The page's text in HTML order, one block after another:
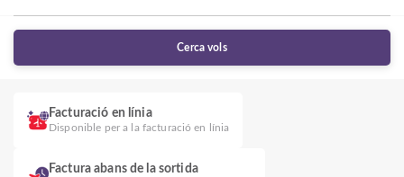
Cerca vols
Facturació en línia
Disponible per a la facturació en línia
Factura abans de la sortida